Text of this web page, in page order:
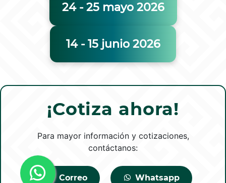
24 - 25 mayo 2026
14 - 15 junio 2026
¡Cotiza ahora!
Para mayor información y cotizaciones,
contáctanos:
Correo Whatsapp